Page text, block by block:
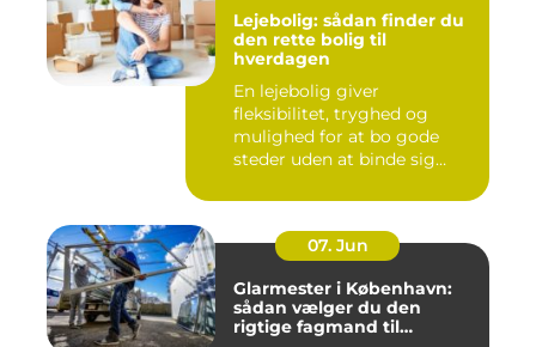
Lejebolig: sådan finder du
den rette bolig til
hverdagen
En lejebolig giver
fleksibilitet, tryghed og
mulighed for at bo gode
steder uden at binde sig
07. Jun
Glarmester i København:
sådan vælger du den
rigtige fagmand til